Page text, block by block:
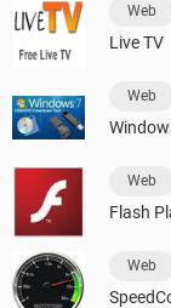
Web
Live TV
Web
Web
Flash
Web